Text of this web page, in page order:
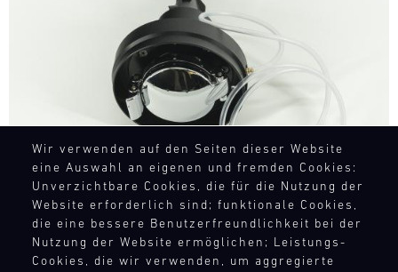
Wir verwenden auf den Seiten dieser Website
eine Auswahl an eigenen und fremden Cookies:
Unverzichtbare Cookies, die für die Nutzung der
Website erforderlich sind; funktionale Cookies,
die eine bessere Benutzerfreundlichkeit bei der
Nutzung der Website ermöglichen; Leistungs-
Cookies, die wir verwenden, um aggregierte